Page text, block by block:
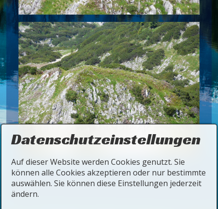
Datenschutzeinstellungen
Auf dieser Website werden Cookies genutzt. Sie
können alle Cookies akzeptieren oder nur bestimmte
auswählen. Sie können diese Einstellungen jederzeit
ändern.